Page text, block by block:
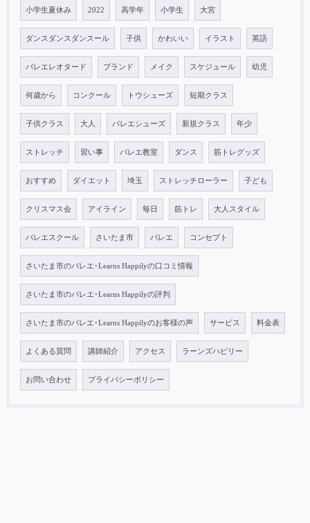
小学生夏休み 2022 高学年 小学生 大宮
ダンスダンスダンスール 子供 かわいい イラスト 英語
バレエレオタード ブランド メイク スケジュール 幼児
何歳から コンクール トウシューズ 短期クラス
子供クラス 大人 バレエシューズ 新規クラス 年少
ストレッチ 習い事 バレエ教室 ダンス 筋トレグッズ
おすすめ ダイエット 埼玉 ストレッチローラー 子ども
クリスマス会 アイライン 毎日 筋トレ 大人スタイル
バレエスクール さいたま市 バレエ コンセプト
さいたま市のバレエ･Learns Happilyの口コミ情報
さいたま市のバレエ･Learns Happilyの評判
さいたま市のバレエ･Learns Happilyのお客様の声 サービス 料金表
よくある質問 講師紹介 アクセス ラーンズハピリー
お問い合わせ プライバシーポリシー